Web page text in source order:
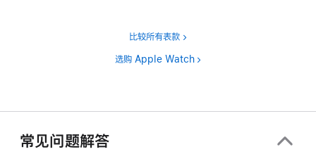
比较所有表款
选购 Apple Watch
常见问题解答